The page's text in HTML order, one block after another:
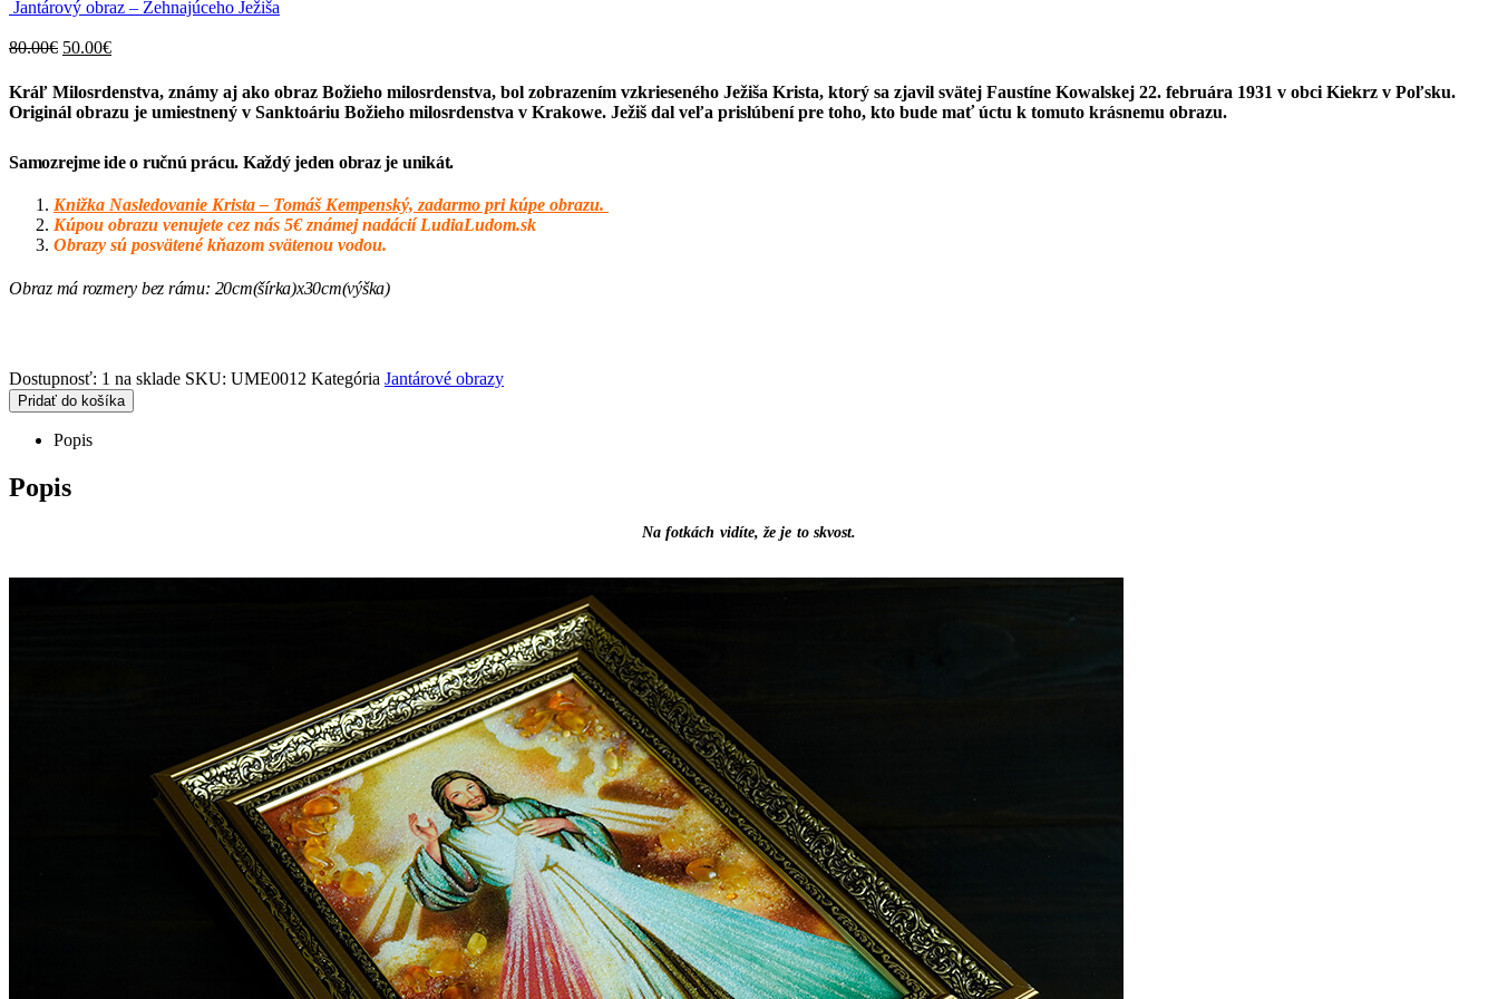
Jantárový obraz – Žehnajúceho Ježiša
80.00€ Original
was:
80.00€.
50.00€Current
is:
50.00€.
Kráľ Milosrdenstva, známy aj ako obraz Božieho milosrdenstva, bol zobrazením vzkrieseného Ježiša Krista, ktorý sa zjavil svätej Faustíne Kowalskej 22. februára 1931 v obci Kiekrz v Poľsku.
Originál obrazu je umiestnený v Sanktoáriu Božieho milosrdenstva v Krakowe. Ježiš dal veľa prislúbení pre toho, kto bude mať úctu k tomuto krásnemu obrazu.
Samozrejme ide o ručnú prácu. Každý jeden obraz je unikát.
Knižka Nasledovanie Krista – Tomáš Kempenský, zadarmo pri kúpe obrazu.
Kúpou obrazu venujete cez nás 5€ známej nadácií LudiaLudom.sk
Obrazy sú posvätené kňazom svätenou vodou.
Obraz má rozmery bez rámu: 20cm(šírka)x30cm(výška)
Dostupnosť: 1 na sklade SKU: UME0012 Kategória Jantárové obrazy
Pridať do košíka
Popis
Popis
Na fotkách vidíte, že je to skvost.